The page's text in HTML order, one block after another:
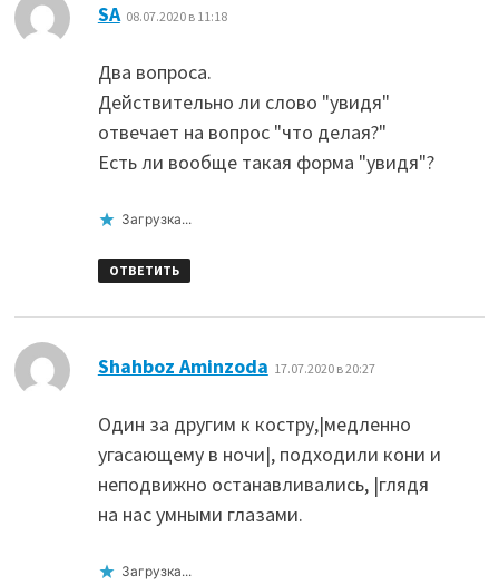
SA 08.07.2020 в 11:18
Два вопроса.
Действительно ли слово "увидя"
отвечает на вопрос "что делая?"
Есть ли вообще такая форма "увидя"?
Загрузка...
ОТВЕТИТЬ
Shahboz Aminzoda 17.07.2020 в 20:27
Один за другим к костру,|медленно
угасающему в ночи|, подходили кони и
неподвижно останавливались, |глядя
на нас умными глазами.
Загрузка...